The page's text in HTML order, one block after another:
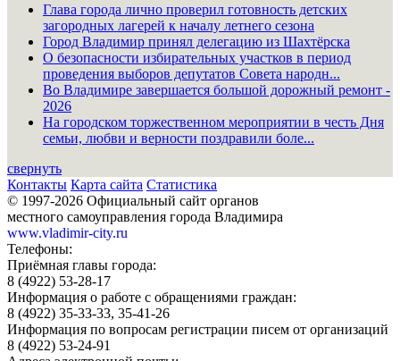
Глава города лично проверил готовность детских
загородных лагерей к началу летнего сезона
Город Владимир принял делегацию из Шахтёрска
О безопасности избирательных участков в период
проведения выборов депутатов Совета народн...
Во Владимире завершается большой дорожный ремонт -
2026
На городском торжественном мероприятии в честь Дня
семьи, любви и верности поздравили боле...
свернуть
Контакты Карта сайта Статистика
© 1997-2026 Официальный сайт органов
местного самоуправления города Владимира
www.vladimir-city.ru
Телефоны:
Приёмная главы города:
8 (4922) 53-28-17
Информация о работе с обращениями граждан:
8 (4922) 35-33-33, 35-41-26
Информация по вопросам регистрации писем от организаций
8 (4922) 53-24-91